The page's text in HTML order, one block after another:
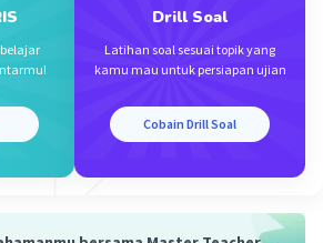
Drill Soal
Latihan soal sesuai topik yang
kamu mau untuk persiapan ujian
Cobain Drill Soal